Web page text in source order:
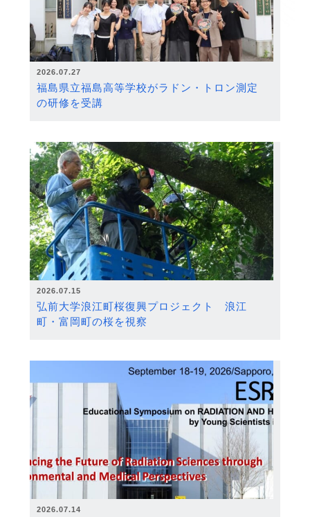
2026.07.27
福島県立福島高等学校がラドン・トロン測定
の研修を受講
2026.07.15
弘前大学浪江町桜復興プロジェクト 浪江
町・富岡町の桜を視察
2026.07.14